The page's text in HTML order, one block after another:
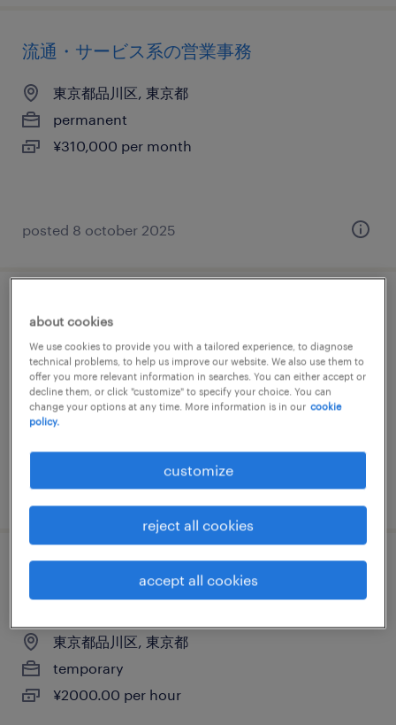
流通・サービス系の営業事務
東京都品川区, 東京都
permanent
¥310,000 per month
posted 8 october 2025
メーカー系の営業事務
東京都品川区, 東京都
permanent
¥290,000 per month
posted 5 september 2025
it・web系／メーカー系／流通・サービス系
の英文事務
東京都品川区, 東京都
temporary
¥2000.00 per hour
about cookies
We use cookies to provide you with a tailored experience, to diagnose
technical problems, to help us improve our website. We also use them to
offer you more relevant information in searches. You can either accept or
decline them, or click "customize" to specify your choice. You can
change your options at any time. More information is in our cookie
policy.
customize
reject all cookies
accept all cookies